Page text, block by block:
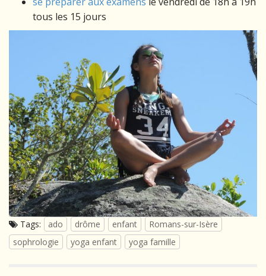
tous les 15 jours
Tags: ado drôme enfant
Romans-sur-Isère
sophrologie
yoga enfant yoga famille